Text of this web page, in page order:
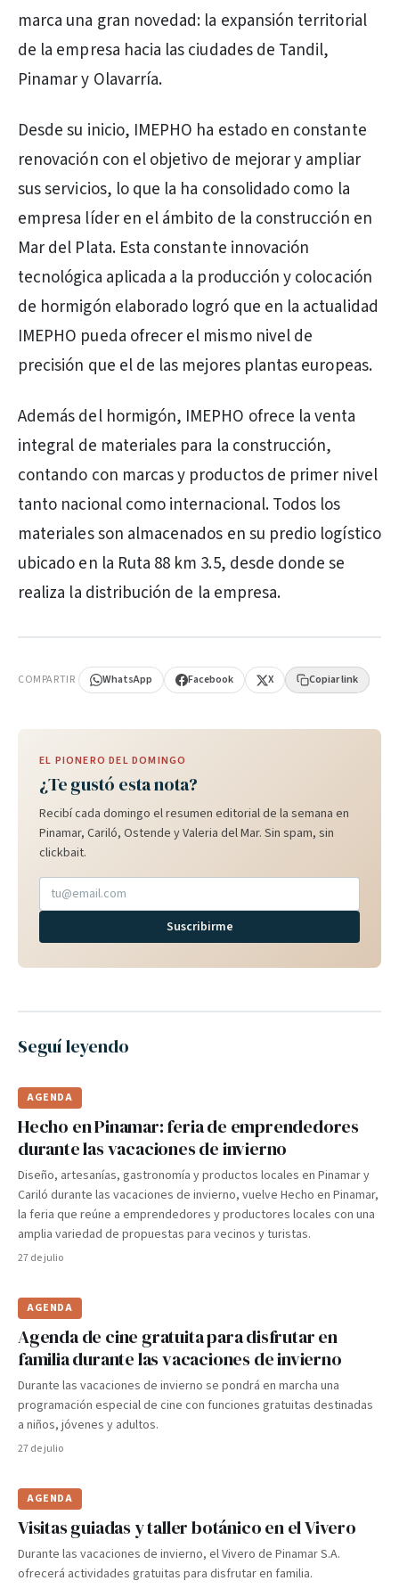
marca una gran novedad: la expansión territorial
de la empresa hacia las ciudades de Tandil,
Pinamar y Olavarría.
Desde su inicio, IMEPHO ha estado en constante
renovación con el objetivo de mejorar y ampliar
sus servicios, lo que la ha consolidado como la
empresa líder en el ámbito de la construcción en
Mar del Plata. Esta constante innovación
tecnológica aplicada a la producción y colocación
de hormigón elaborado logró que en la actualidad
IMEPHO pueda ofrecer el mismo nivel de
precisión que el de las mejores plantas europeas.
Además del hormigón, IMEPHO ofrece la venta
integral de materiales para la construcción,
contando con marcas y productos de primer nivel
tanto nacional como internacional. Todos los
materiales son almacenados en su predio logístico
ubicado en la Ruta 88 km 3.5, desde donde se
realiza la distribución de la empresa.
COMPARTIR WhatsApp Facebook X Copiar link
EL PIONERO DEL DOMINGO
¿Te gustó esta nota?
Recibí cada domingo el resumen editorial de la semana en
Pinamar, Cariló, Ostende y Valeria del Mar. Sin spam, sin
clickbait.
Suscribirme
Seguí leyendo
AGENDA
Hecho en Pinamar: feria de emprendedores
durante las vacaciones de invierno
Diseño, artesanías, gastronomía y productos locales en Pinamar y
Cariló durante las vacaciones de invierno, vuelve Hecho en Pinamar,
la feria que reúne a emprendedores y productores locales con una
amplia variedad de propuestas para vecinos y turistas.
27 de julio
AGENDA
Agenda de cine gratuita para disfrutar en
familia durante las vacaciones de invierno
Durante las vacaciones de invierno se pondrá en marcha una
programación especial de cine con funciones gratuitas destinadas
a niños, jóvenes y adultos.
27 de julio
AGENDA
Visitas guiadas y taller botánico en el Vivero
Durante las vacaciones de invierno, el Vivero de Pinamar S.A.
ofrecerá actividades gratuitas para disfrutar en familia.